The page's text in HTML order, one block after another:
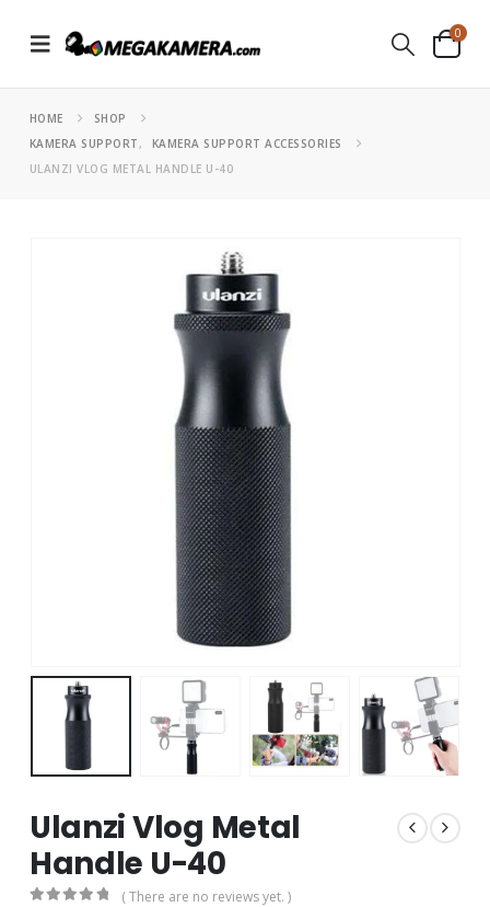
0
HOME
SHOP
KAMERA SUPPORT,
KAMERA SUPPORT ACCESSORIES
ULANZI VLOG METAL HANDLE U-40
Ulanzi Vlog Metal
Handle U-40
( There are no reviews yet. )